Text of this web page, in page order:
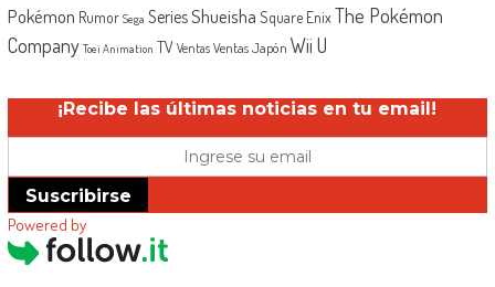
Pokémon Rumor Sega SeriesShueisha Square EnixThe Pokémon
Company Toei Animation TV Ventas Ventas Japón Wii U
¡Recibe las últimas noticias en tu email!
Suscribirse
Powered by